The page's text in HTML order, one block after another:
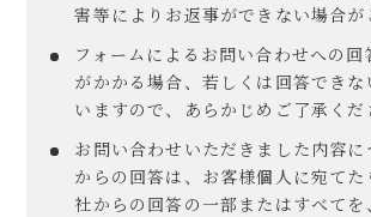
害等によりお返事ができない場合が
フォームによるお問い合わせへの回
がかかる場合、若しくは回答できな
いますので、あらかじめご了承くだ
お問い合わせいただきました内容に
からの回答は、お客様個人に宛てた
社からの回答の一部またはすべてを